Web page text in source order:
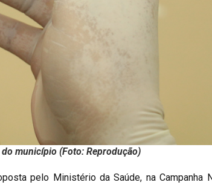
município (Foto: Reprodução)
pelo Ministério da Saúde, na Campanha